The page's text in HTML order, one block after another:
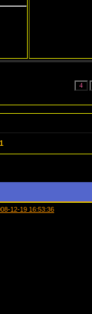
12-19 16:53:36